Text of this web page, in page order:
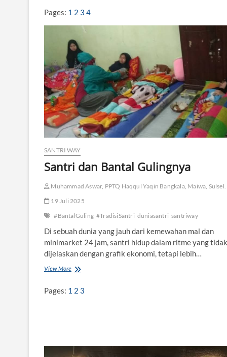
u
m
u
k
a
n
N
a
l
a
r
K
i
t
i
a
t
d
i
D
l
Pages: 1 2 3 4
SANTRI WAY
Santri dan Bantal Gulingnya
Muhammad Aswar, PPTQ Haqqul Yaqin Bangkala, Maiwa, Sulsel.
19 Juli 2025
#BantalGuling #TradisiSantri duniasantri santriway
Di sebuah dunia yang jauh dari kemewahan mal dan
minimarket 24 jam, santri hidup dalam ritme yang
dijelaskan dengan grafik ekonomi, tetapi lebih…
View More
t
B
Pages: 1 2 3